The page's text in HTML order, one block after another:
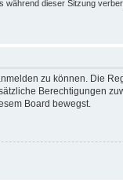
während dieser Sitzung
zu können. Die
Berechtigungen
Board bewegst.